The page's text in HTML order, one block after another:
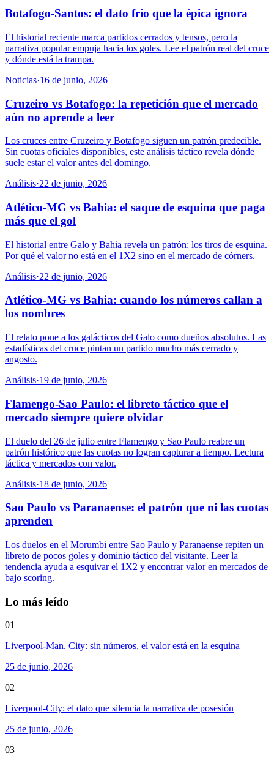
Botafogo-Santos: el dato frío que la épica ignora
El historial reciente marca partidos cerrados y tensos, pero la
narrativa popular empuja hacia los goles. Lee el patrón real del cruce
y dónde está la trampa.
Noticias·16 de junio, 2026
Cruzeiro vs Botafogo: la repetición que el mercado
aún no aprende a leer
Los cruces entre Cruzeiro y Botafogo siguen un patrón predecible.
Sin cuotas oficiales disponibles, este análisis táctico revela dónde
suele estar el valor antes del domingo.
Análisis·22 de junio, 2026
Atlético-MG vs Bahia: el saque de esquina que paga
más que el gol
El historial entre Galo y Bahia revela un patrón: los tiros de esquina.
Por qué el valor no está en el 1X2 sino en el mercado de córners.
Análisis·22 de junio, 2026
Atlético-MG vs Bahia: cuando los números callan a
los nombres
El relato pone a los galácticos del Galo como dueños absolutos. Las
estadísticas del cruce pintan un partido mucho más cerrado y
angosto.
Análisis·19 de junio, 2026
Flamengo-Sao Paulo: el libreto táctico que el
mercado siempre quiere olvidar
El duelo del 26 de julio entre Flamengo y Sao Paulo reabre un
patrón histórico que las cuotas no logran capturar a tiempo. Lectura
táctica y mercados con valor.
Análisis·18 de junio, 2026
Sao Paulo vs Paranaense: el patrón que ni las cuotas
aprenden
Los duelos en el Morumbi entre Sao Paulo y Paranaense repiten un
libreto de pocos goles y dominio táctico del visitante. Leer la
tendencia ayuda a esquivar el 1X2 y encontrar valor en mercados de
bajo scoring.
Lo más leído
01
Liverpool-Man. City: sin números, el valor está en la esquina
25 de junio, 2026
02
Liverpool-City: el dato que silencia la narrativa de posesión
25 de junio, 2026
03